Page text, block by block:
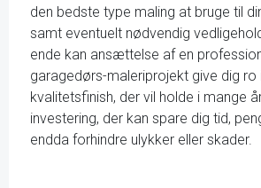
den bedste type maling at bruge til
samt eventuelt nødvendig
ende kan ansættelse af en
garagedørs-maleriprojekt give dig ro
kvalitetsfinish, der vil holde i mange
investering, der kan spare dig tid,
endda forhindre ulykker eller skader.